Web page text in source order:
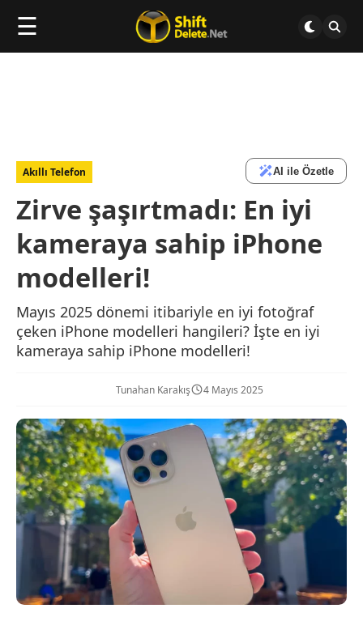
☰
Akıllı Telefon AI ile Özetle
Zirve şaşırtmadı: En iyi
kameraya sahip iPhone
modelleri!
Mayıs 2025 dönemi itibariyle en iyi fotoğraf
çeken iPhone modelleri hangileri? İşte en iyi
kameraya sahip iPhone modelleri!
Tunahan Karakış 4 Mayıs 2025